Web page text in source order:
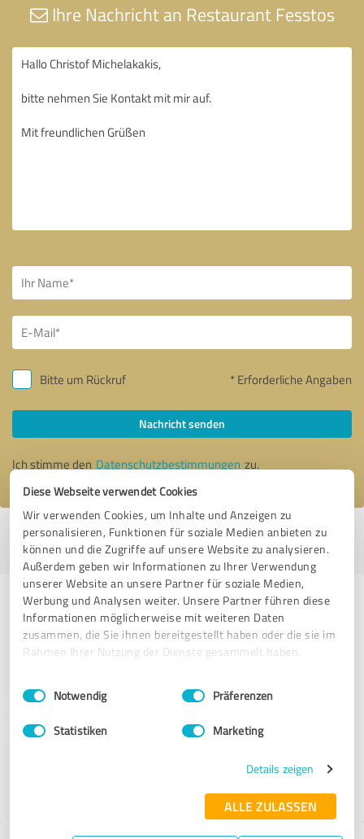
Diese Webseite verwendet Cookies
Wir verwenden Cookies, um Inhalte und Anzeigen zu
personalisieren, Funktionen für soziale Medien anbieten zu
können und die Zugriffe auf unsere Website zu analysieren.
Außerdem geben wir Informationen zu Ihrer Verwendung
unserer Website an unsere Partner für soziale Medien,
Werbung und Analysen weiter. Unsere Partner führen diese
Informationen möglicherweise mit weiteren Daten
zusammen, die Sie ihnen bereitgestellt haben oder die sie im
Rahmen Ihrer Nutzung der Dienste gesammelt haben.
Impressum Datenschutzbestimmungen
Einwilligungsauswahl
Notwendig Präferenzen
Statistiken Marketing
Details zeigen
ALLE ZULASSEN
Ihre Nachricht an Restaurant Fesstos
Bitte um Rückruf * Erforderliche Angaben
Nachricht senden
Ich stimme den Datenschutzbestimmungen zu.
Profil aktiv seit 28.12.2016 |Letzte Aktualisierung: 04.08.2026|Profil
melden
Erfahrungen zu weiteren
Anbietern aus dem Bereich
Gastronomie
Events by Vineria GmbH